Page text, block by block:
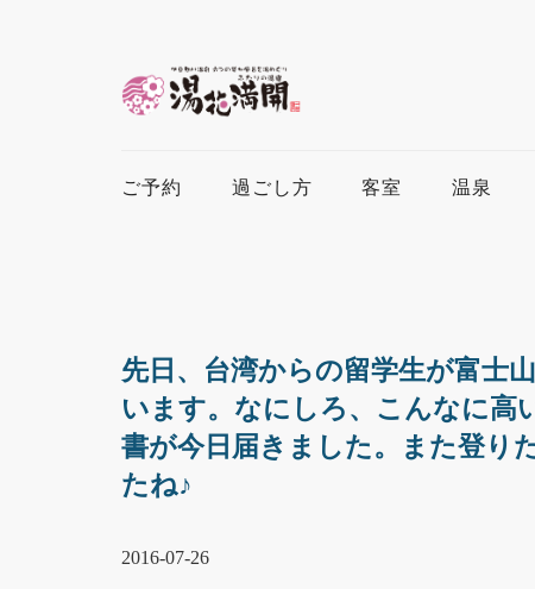
ご予約 過ごし方 客室 温泉
先日、台湾からの留学生が富士
います。なにしろ、こんなに高
書が今日届きました。また登り
たね♪
2016-07-26